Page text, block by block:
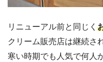
リニューアル前と同じく
クリーム販売店は継続さ
寒い時期でも人気で何人